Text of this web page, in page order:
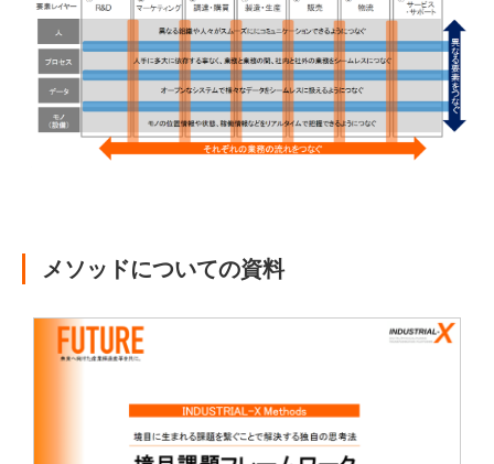
メソッドについての資料